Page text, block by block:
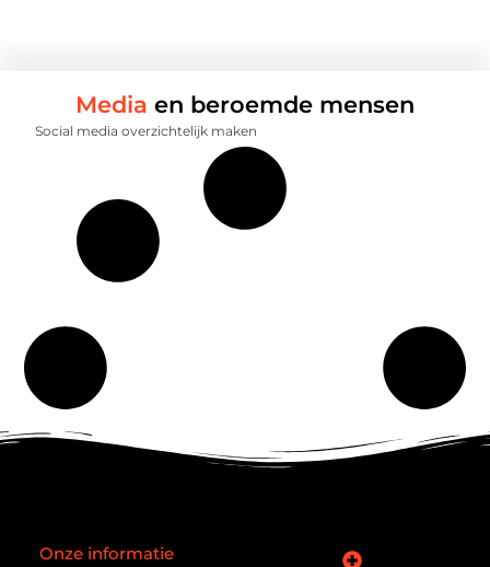
Media en beroemde mensen
Social media overzichtelijk maken
Onze informatie